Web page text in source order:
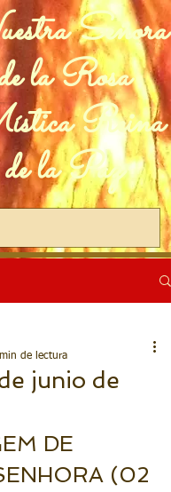
Señora
la Rosa
Reina
de la Paz
junio de
de lectura
DE
(02